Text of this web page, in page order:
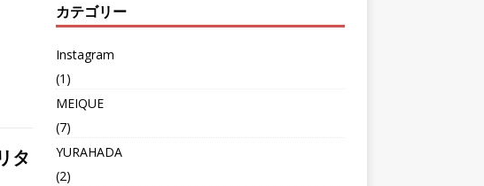
タ
カテゴリー
Instagram
(1)
MEIQUE
(7)
YURAHADA
(2)